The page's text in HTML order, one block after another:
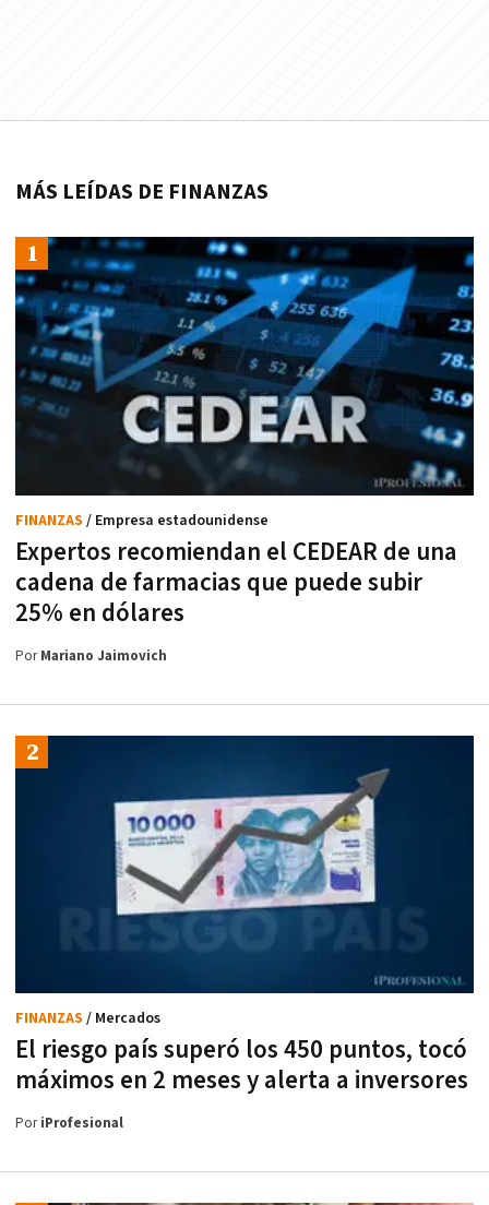
MÁS LEÍDAS DE FINANZAS
Expertos recomiendan el CEDEAR de una
cadena de farmacias que puede subir
25% en dólares
FINANZAS / Empresa estadounidense
PorMariano Jaimovich
El riesgo país superó los 450 puntos, tocó
máximos en 2 meses y alerta a inversores
FINANZAS / Mercados
PoriProfesional